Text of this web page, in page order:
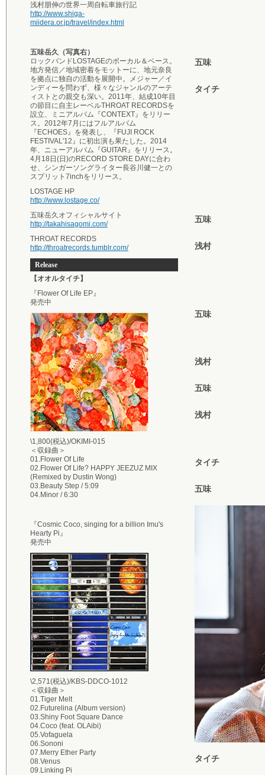
浅村朋伸の世界一周自転車旅行記
http://www.shiga-
miidera.or.jp/travel/index.html
五味岳久（写真右）
ロックバンドLOSTAGEのボーカル＆ベース。
地方発信／地域密着をモットーに、地元奈良
を拠点に独自の活動を展開中。メジャー／イ
ンディーを問わず、様々なジャンルのアーテ
ィストとの親交も深い。2011年、結成10年目
の節目に自主レーベルTHROAT RECORDSを
設立、ミニアルバム『CONTEXT』をリリー
ス。2012年7月にはフルアルバム
『ECHOES』を発表し、『FUJI ROCK
FESTIVAL'12』に初出演も果たした。2014
年、ニューアルバム『GUITAR』をリリース。
4月18日(日)のRECORD STORE DAYに合わ
せ、シンガーソングライター長谷川健一との
スプリット7inchをリリース。
LOSTAGE HP
http://www.lostage.co/
五味岳久オフィシャルサイト
http://takahisagomi.com/
THROAT RECORDS
http://throatrecords.tumblr.com/
Release
【オオルタイチ】
『Flower Of Life EP』
発売中
\1,800(税込)/OKIMI-015
＜収録曲＞
01.Flower Of Life
02.Flower Of Life? HAPPY JEEZUZ MIX
(Remixed by Dustin Wong)
03.Beauty Step / 5:09
04.Minor / 6:30
『Cosmic Coco, singing for a billion Imu's
Hearty Pi』
発売中
\2,571(税込)/KBS-DDCO-1012
＜収録曲＞
01.Tiger Melt
02.Futurelina (Album version)
03.Shiny Foot Square Dance
04.Coco (feat. OLAibi)
05.Vofaguela
06.Sononi
07.Merry Ether Party
08.Venus
09.Linking Pi
五味
タイチ
五味
浅村
五味
浅村
五味
浅村
タイチ
五味
タイチ